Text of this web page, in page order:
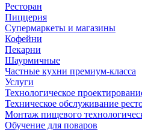
Ресторан
Пиццерия
Супермаркеты и магазины
Кофейни
Пекарни
Шаурмичные
Частные кухни премиум-класса
Услуги
Технологическое
Техническое обслуживание
Монтаж пищевого
Обучение для поваров